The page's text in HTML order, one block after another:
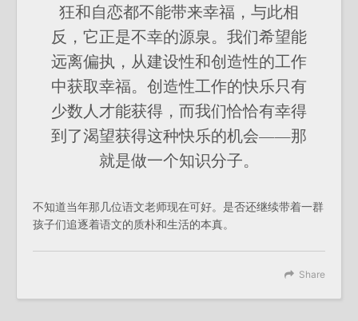
狂和自恋都不能带来幸福，与此相
反，它正是不幸的源泉。我们希望能
远离偏执，从建设性和创造性的工作
中获取幸福。创造性工作的快乐只有
少数人才能获得，而我们恰恰有幸得
到了渴望获得这种快乐的机会——那
就是做一个知识分子。
不知道当年那几位语文老师现在可好。是否还继续带着一群
孩子们追逐着语文的质朴和生活的本真。
Share